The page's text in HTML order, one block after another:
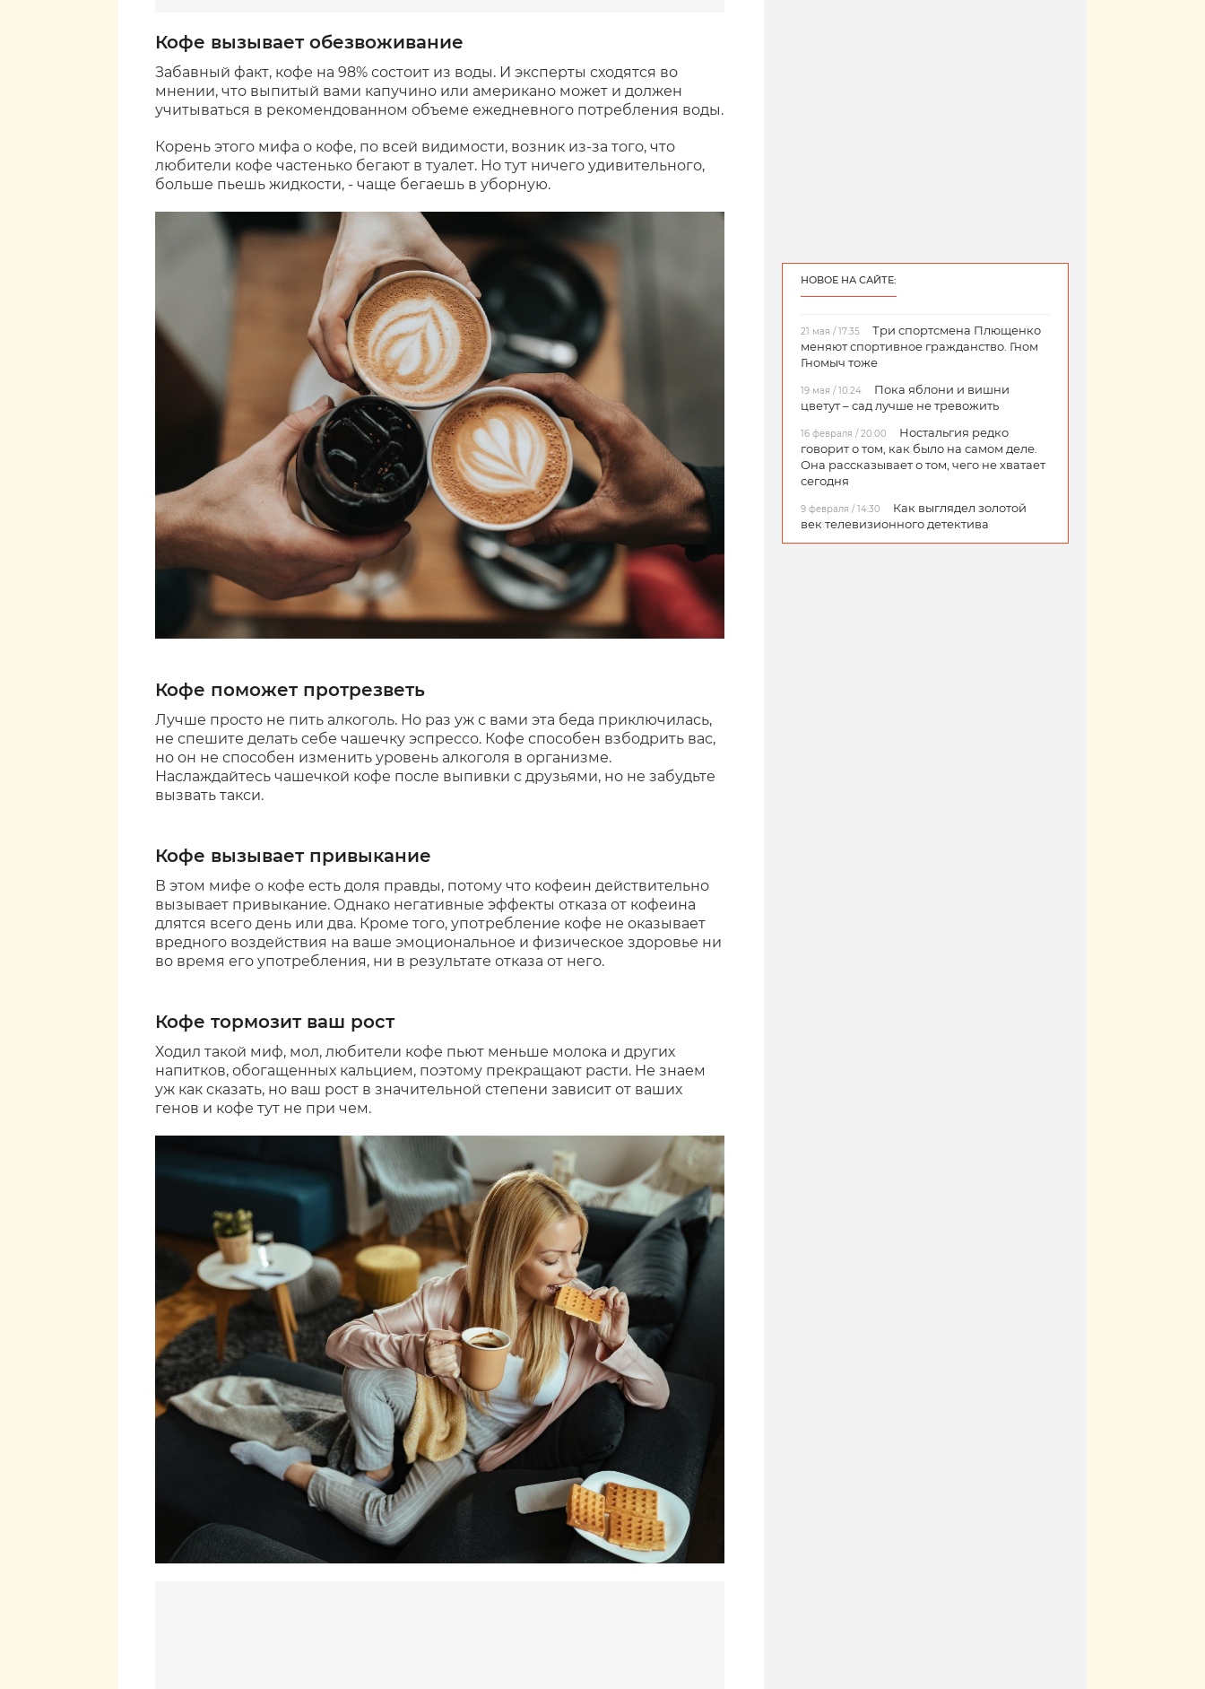
Кофе вызывает обезвоживание
Забавный факт, кофе на 98% состоит из воды. И эксперты сходятся во
мнении, что выпитый вами капучино или американо может и должен
учитываться в рекомендованном объеме ежедневного потребления воды.
Корень этого мифа о кофе, по всей видимости, возник из-за того, что
любители кофе частенько бегают в туалет. Но тут ничего удивительного,
больше пьешь жидкости, - чаще бегаешь в уборную.
Кофе поможет протрезветь
Лучше просто не пить алкоголь. Но раз уж с вами эта беда приключилась,
не спешите делать себе чашечку эспрессо. Кофе способен взбодрить вас,
но он не способен изменить уровень алкоголя в организме.
Наслаждайтесь чашечкой кофе после выпивки с друзьями, но не забудьте
вызвать такси.
Кофе вызывает привыкание
В этом мифе о кофе есть доля правды, потому что кофеин действительно
вызывает привыкание. Однако негативные эффекты отказа от кофеина
длятся всего день или два. Кроме того, употребление кофе не оказывает
вредного воздействия на ваше эмоциональное и физическое здоровье ни
во время его употребления, ни в результате отказа от него.
Кофе тормозит ваш рост
Ходил такой миф, мол, любители кофе пьют меньше молока и других
напитков, обогащенных кальцием, поэтому прекращают расти. Не знаем
уж как сказать, но ваш рост в значительной степени зависит от ваших
генов и кофе тут не при чем.
НОВОЕ НА САЙТЕ:
21 мая / 17:35
Три спортсмена Плющенко
меняют спортивное гражданство. Гном
Гномыч тоже
19 мая / 10:24
Пока яблони и вишни
цветут – сад лучше не тревожить
16 февраля / 20:00
Ностальгия редко
говорит о том, как было на самом деле.
Она рассказывает о том, чего не хватает
сегодня
9 февраля / 14:30
Как выглядел золотой
век телевизионного детектива